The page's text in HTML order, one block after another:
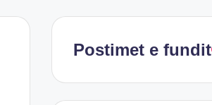
Postimet e fundit